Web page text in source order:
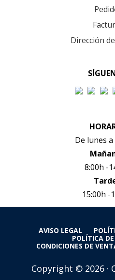
Dirección
De lunes
8:00h -
15:00h -
AVISO LEGAL
POLÍTICA
CONDICIONES DE
Copyright © 2026 ·